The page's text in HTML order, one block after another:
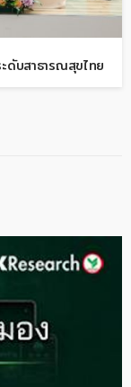
บสาธารณสุขไทย